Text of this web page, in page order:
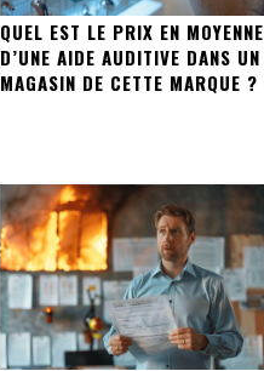
QUEL EST LE PRIX EN MOYENNE
D’UNE AIDE AUDITIVE DANS UN
MAGASIN DE CETTE MARQUE ?